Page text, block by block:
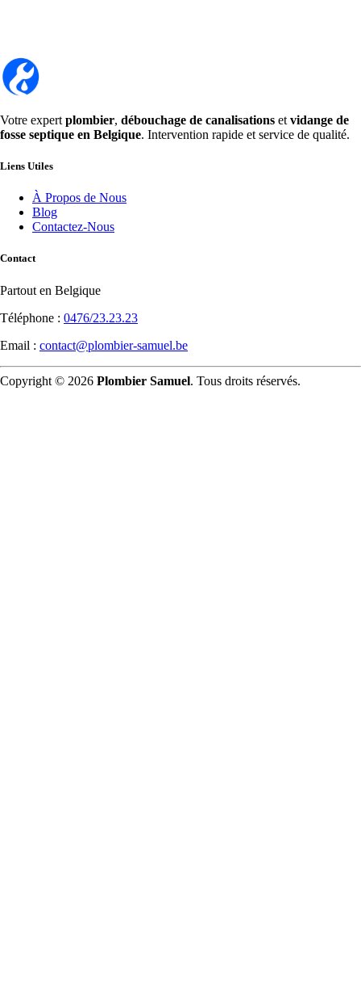
Votre expert plombier, débouchage de canalisations et vidange de
fosse septique en Belgique. Intervention rapide et service de qualité.
Liens Utiles
À Propos de Nous
Blog
Contactez-Nous
Contact
Partout en Belgique
Téléphone : 0476/23.23.23
Email : contact@plombier-samuel.be
Copyright © 2026 Plombier Samuel. Tous droits réservés.